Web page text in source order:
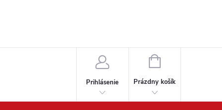
Prihlásenie
NÁKUPNÝ
Prázdny košík